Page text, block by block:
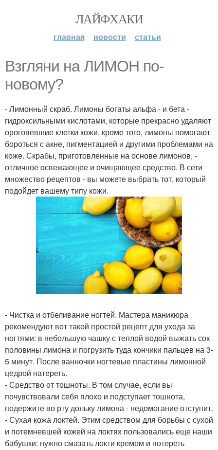
ЛАЙФХАКИ
главная новости статьи
Взгляни на ЛИМОН по-
новому?
- Лимонный скраб. Лимоны богаты альфа - и бета -
гидроксильными кислотами, которые прекрасно удаляют
ороговевшие клетки кожи, кроме того, лимоны помогают
бороться с акне, пигментацией и другими проблемами на
коже. Скрабы, приготовленные на основе лимонов, -
отличное освежающее и очищающее средство. В сети
множество рецептов - вы можете выбрать тот, который
подойдет вашему типу кожи.
- Чистка и отбеливание ногтей. Мастера маникюра
рекомендуют вот такой простой рецепт для ухода за
ногтями: в небольшую чашку с теплой водой выжать сок
половины лимона и погрузить туда кончики пальцев на 3-
5 минут. После ванночки ногтевые пластины лимонной
цедрой натереть.
- Средство от тошноты. В том случае, если вы
почувствовали себя плохо и подступает тошнота,
подержите во рту дольку лимона - недомогание отступит.
- Сухая кожа локтей. Этим средством для борьбы с сухой
и потемневшей кожей на локтях пользовались еще наши
бабушки: нужно смазать локти кремом и потереть